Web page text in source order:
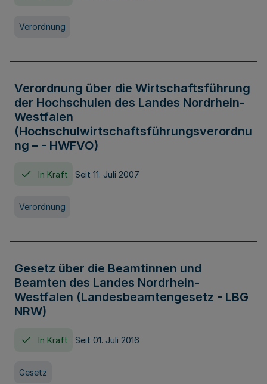
Verordnung
Verordnung über die Wirtschaftsführung
der Hochschulen des Landes Nordrhein-
Westfalen
(Hochschulwirtschaftsführungsverordnu
ng – - HWFVO)
In Kraft Seit 11. Juli 2007
Verordnung
Gesetz über die Beamtinnen und
Beamten des Landes Nordrhein-
Westfalen (Landesbeamtengesetz - LBG
NRW)
In Kraft Seit 01. Juli 2016
Gesetz